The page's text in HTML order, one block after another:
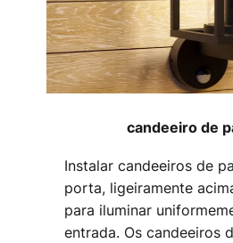
candeeiro de
Instalar candeeiros de
porta, ligeiramente
para iluminar
entrada. Os candeeiros